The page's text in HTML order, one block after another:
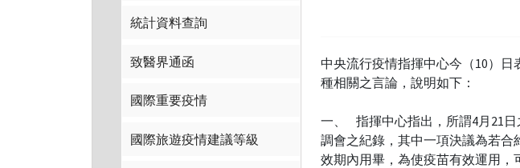
統計資料查詢
致醫界通函
國際重要疫情
國際旅遊疫情建議等級
中央流行疫情指揮中心今（10）日
種相關之言論，說明如下：
一、 指揮中心指出，所謂4月21
調會之紀錄，其中一項決議為若合
效期內用畢，為使疫苗有效運用